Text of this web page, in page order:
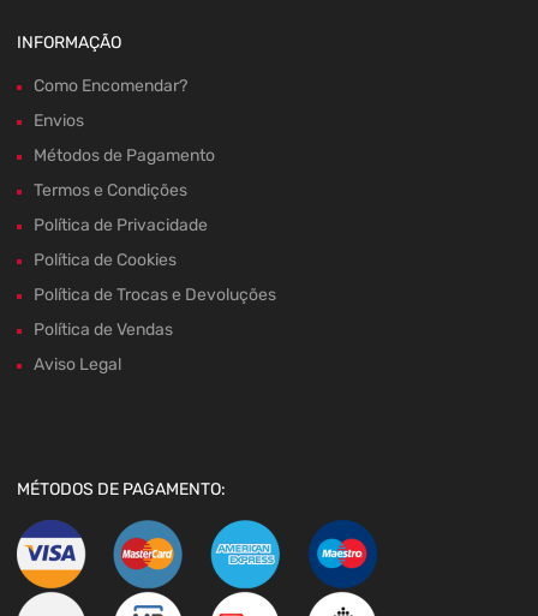
INFORMAÇÃO
Como Encomendar?
Envios
Métodos de Pagamento
Termos e Condições
Política de Privacidade
Política de Cookies
Política de Trocas e Devoluções
Política de Vendas
Aviso Legal
MÉTODOS DE PAGAMENTO: